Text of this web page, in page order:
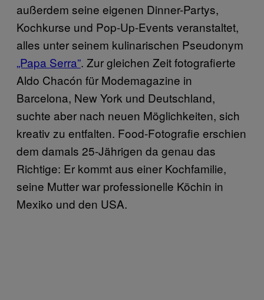
außerdem seine eigenen Dinner-Partys,
Kochkurse und Pop-Up-Events veranstaltet,
alles unter seinem kulinarischen Pseudonym
„Papa Serra”. Zur gleichen Zeit fotografierte
Aldo Chacón für Modemagazine in
Barcelona, New York und Deutschland,
suchte aber nach neuen Möglichkeiten, sich
kreativ zu entfalten. Food-Fotografie erschien
dem damals 25-Jährigen da genau das
Richtige: Er kommt aus einer Kochfamilie,
seine Mutter war professionelle Köchin in
Mexiko und den USA.